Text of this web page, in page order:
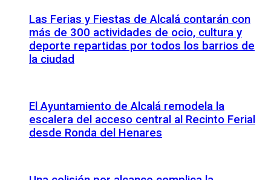
Las Ferias y Fiestas de Alcalá contarán con
más de 300 actividades de ocio, cultura y
deporte repartidas por todos los barrios de
la ciudad
El Ayuntamiento de Alcalá remodela la
escalera del acceso central al Recinto Ferial
desde Ronda del Henares